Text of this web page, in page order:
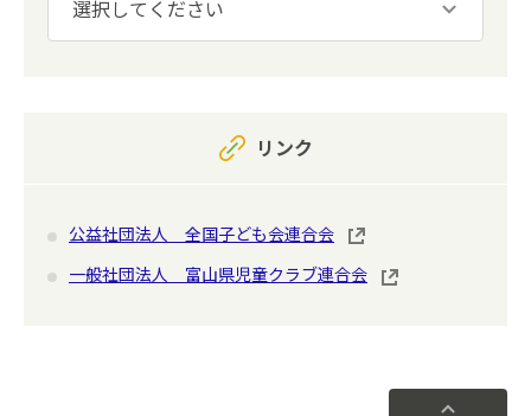
リンク
公益社団法人 全国子ども会連合会
一般社団法人 富山県児童クラブ連合会